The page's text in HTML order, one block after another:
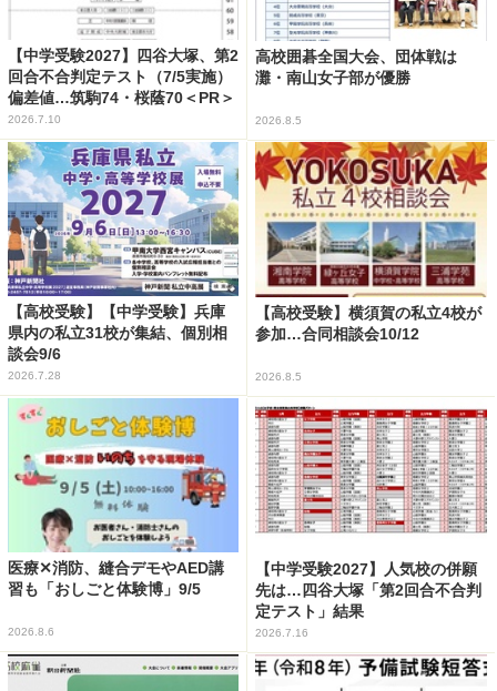
【中学受験2027】四谷大塚、第2
回合不合判定テスト（7/5実施）
偏差値…筑駒74・桜蔭70＜PR＞
2026.7.10
高校囲碁全国大会、団体戦は
灘・南山女子部が優勝
2026.8.5
【高校受験】【中学受験】兵庫
県内の私立31校が集結、個別相
談会9/6
2026.7.28
【高校受験】横須賀の私立4校が
参加…合同相談会10/12
2026.8.5
医療✕消防、縫合デモやAED講
習も「おしごと体験博」9/5
2026.8.6
【中学受験2027】人気校の併願
先は…四谷大塚「第2回合不合判
定テスト」結果
2026.7.16